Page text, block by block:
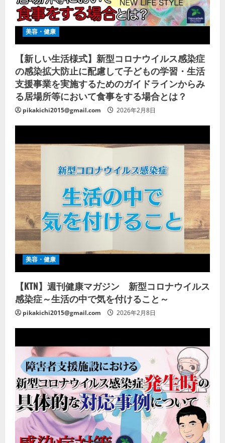
美容・健康
【新しい生活様式】新型コロナウイルス感染症
の感染拡大防止に配慮して子どもの学習・生活
支援事業を実施するためのガイドラインからみ
る居場所等において食事をする場合とは？
pikakichi2015@gmail.com 2026年2月8日
美容・健康
【KTN】週刊健康マガジン 新型コロナウイルス
感染症～生活の中で気を付けること～
pikakichi2015@gmail.com 2026年2月8日